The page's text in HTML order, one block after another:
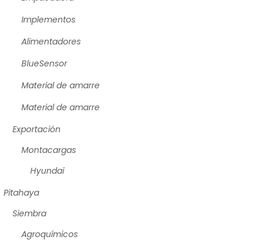
Implementos
Alimentadores
BlueSensor
Material de amarre
Material de amarre
Exportación
Montacargas
Hyundai
Pitahaya
Siembra
Agroquímicos